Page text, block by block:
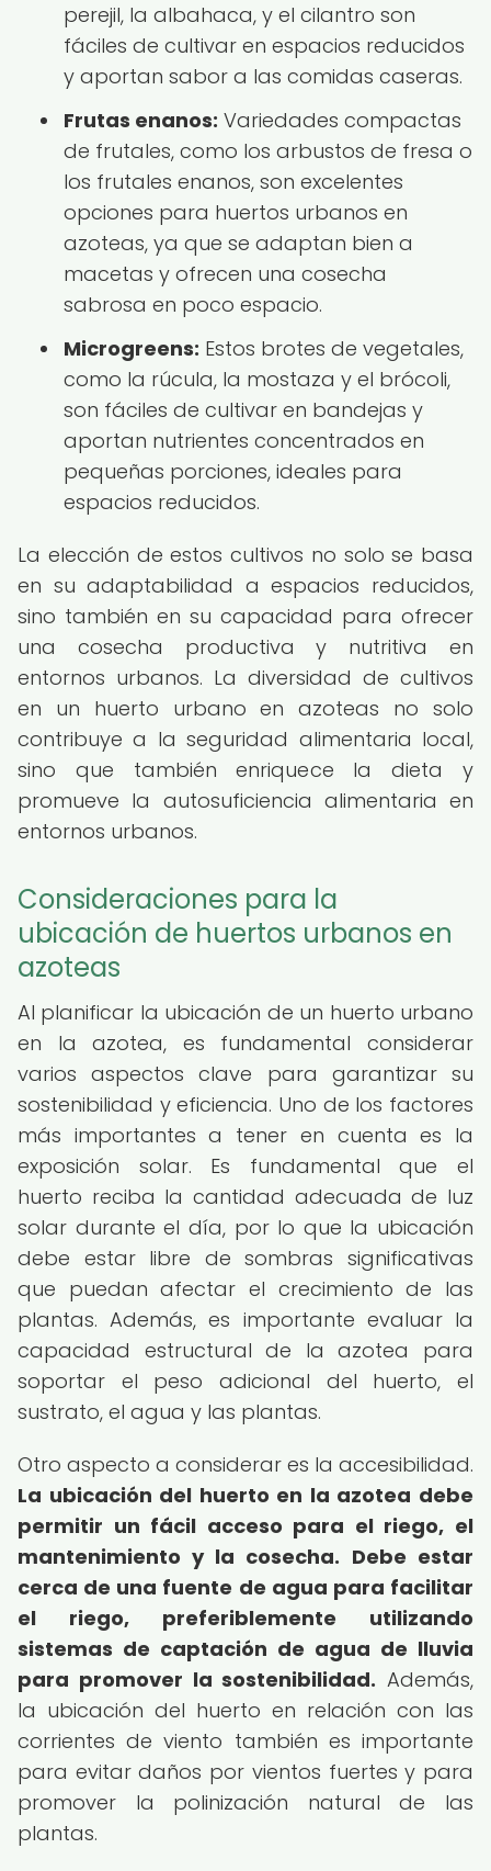
perejil, la albahaca, y el cilantro son
fáciles de cultivar en espacios reducidos
y aportan sabor a las comidas caseras.
Frutas enanos: Variedades compactas
de frutales, como los arbustos de fresa o
los frutales enanos, son excelentes
opciones para huertos urbanos en
azoteas, ya que se adaptan bien a
macetas y ofrecen una cosecha
sabrosa en poco espacio.
Microgreens: Estos brotes de vegetales,
como la rúcula, la mostaza y el brócoli,
son fáciles de cultivar en bandejas y
aportan nutrientes concentrados en
pequeñas porciones, ideales para
espacios reducidos.
La elección de estos cultivos no solo se basa
en su adaptabilidad a espacios reducidos,
sino también en su capacidad para ofrecer
una cosecha productiva y nutritiva en
entornos urbanos. La diversidad de cultivos
en un huerto urbano en azoteas no solo
contribuye a la seguridad alimentaria local,
sino que también enriquece la dieta y
promueve la autosuficiencia alimentaria en
entornos urbanos.
Consideraciones para la
ubicación de huertos urbanos en
azoteas
Al planificar la ubicación de un huerto urbano
en la azotea, es fundamental considerar
varios aspectos clave para garantizar su
sostenibilidad y eficiencia. Uno de los factores
más importantes a tener en cuenta es la
exposición solar. Es fundamental que el
huerto reciba la cantidad adecuada de luz
solar durante el día, por lo que la ubicación
debe estar libre de sombras significativas
que puedan afectar el crecimiento de las
plantas. Además, es importante evaluar la
capacidad estructural de la azotea para
soportar el peso adicional del huerto, el
sustrato, el agua y las plantas.
Otro aspecto a considerar es la accesibilidad.
La ubicación del huerto en la azotea debe
permitir un fácil acceso para el riego, el
mantenimiento y la cosecha. Debe estar
cerca de una fuente de agua para facilitar
el riego, preferiblemente utilizando
sistemas de captación de agua de lluvia
para promover la sostenibilidad. Además,
la ubicación del huerto en relación con las
corrientes de viento también es importante
para evitar daños por vientos fuertes y para
promover la polinización natural de las
plantas.